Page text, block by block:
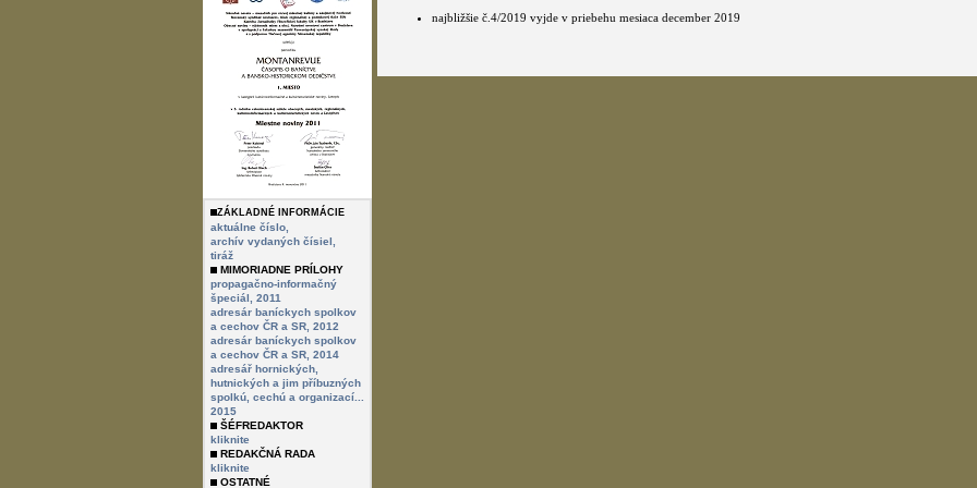
ZÁKLADNÉ INFORMÁCIE
aktuálne číslo,
archív vydaných čísiel,
tiráž
MIMORIADNE PRÍLOHY
propagačno-informačný
špeciál, 2011
adresár baníckych spolkov
a cechov ČR a SR, 2012
adresár baníckych spolkov
a cechov ČR a SR, 2014
adresář hornických,
hutnických a jim příbuzných
spolkú, cechú a organizací...
2015
ŠÉFREDAKTOR
kliknite
REDAKČNÁ RADA
kliknite
OSTATNÉ
najbližšie č.4/2019 vyjde v priebehu mesiaca december 2019